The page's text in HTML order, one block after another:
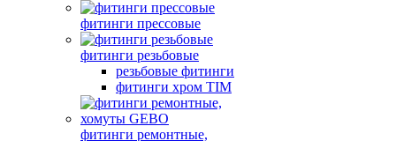
фитинги прессовые
фитинги резьбовые
резьбовые фитинги
фитинги хром TIM
фитинги ремонтные,